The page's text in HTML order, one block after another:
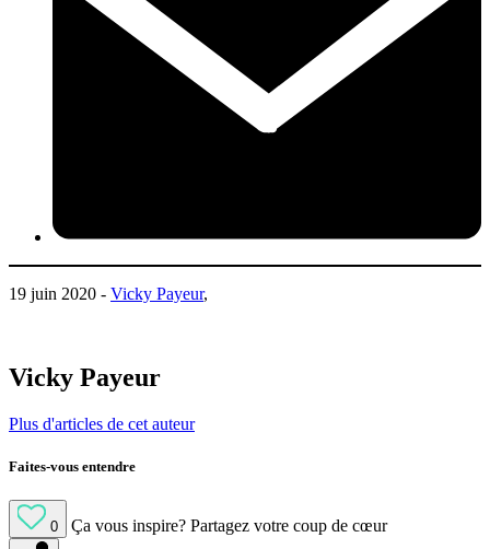
19 juin 2020 - Vicky Payeur,
Vicky Payeur
Plus d'articles de cet auteur
Faites-vous entendre
0 Ça vous inspire? Partagez votre coup de cœur